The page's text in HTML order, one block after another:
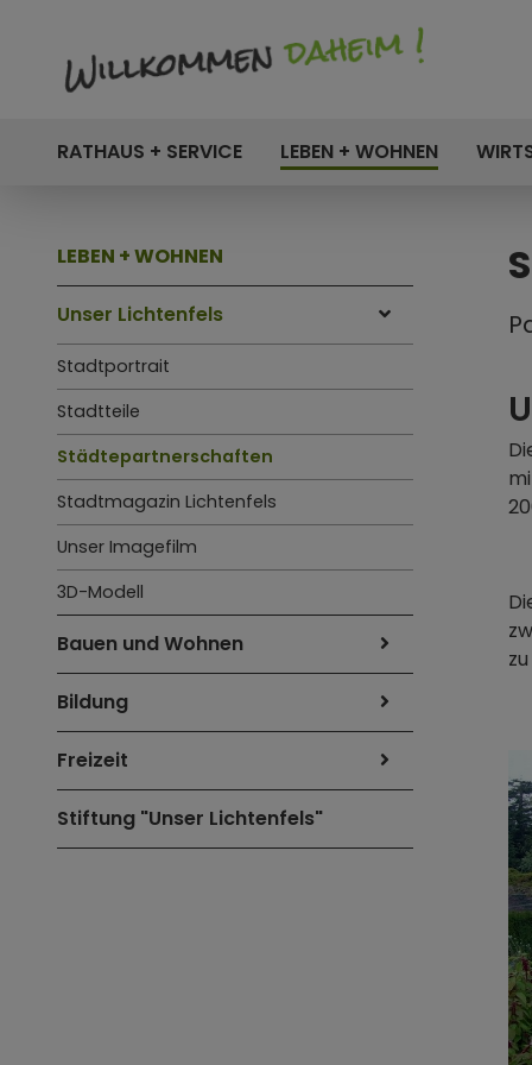
RATHAUS + SERVICE LEBEN + WOHNEN
LEBEN + WOHNEN
Unser Lichtenfels
Stadtportrait
Stadtteile
Städtepartnerschaften
Stadtmagazin Lichtenfels
Unser Imagefilm
3D-Modell
Bauen und Wohnen
Bildung
Freizeit
Stiftung "Unser Lichtenfels"